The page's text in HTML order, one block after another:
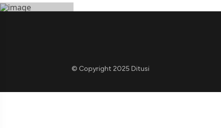
© Copyright 2025 Ditusi